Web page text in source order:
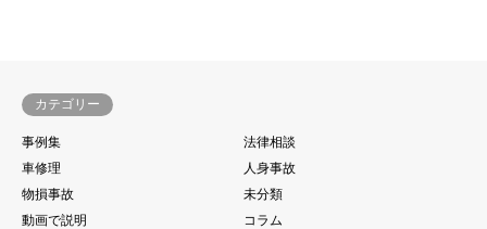
カテゴリー
事例集
法律相談
車修理
人身事故
物損事故
未分類
動画で説明
コラム